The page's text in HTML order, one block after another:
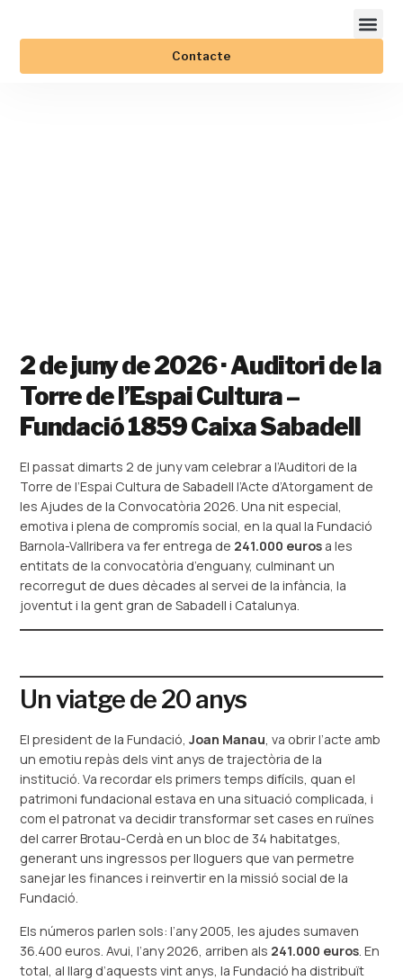
Contacte
2 de juny de 2026 · Auditori de la
Torre de l’Espai Cultura –
Fundació 1859 Caixa Sabadell
El passat dimarts 2 de juny vam celebrar a l’Auditori de la
Torre de l’Espai Cultura de Sabadell l’Acte d’Atorgament de
les Ajudes de la Convocatòria 2026. Una nit especial,
emotiva i plena de compromís social, en la qual la Fundació
Barnola-Vallribera va fer entrega de 241.000 euros a les
entitats de la convocatòria d’enguany, culminant un
recorregut de dues dècades al servei de la infància, la
joventut i la gent gran de Sabadell i Catalunya.
Un viatge de 20 anys
El president de la Fundació,Joan Manau, va obrir l’acte amb
un emotiu repàs dels vint anys de trajectòria de la
institució. Va recordar els primers temps difícils, quan el
patrimoni fundacional estava en una situació complicada, i
com el patronat va decidir transformar set cases en ruïnes
del carrer Brotau-Cerdà en un bloc de 34 habitatges,
generant uns ingressos per lloguers que van permetre
sanejar les finances i reinvertir en la missió social de la
Fundació.
Els números parlen sols: l’any 2005, les ajudes sumaven
36.400 euros. Avui, l’any 2026, arriben als 241.000 euros . En
total, al llarg d’aquests vint anys, la Fundació ha distribuït